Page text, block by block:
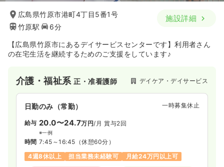
広島県竹原市港町4丁目5番1号
竹原駅
6分
施設詳細
【広島県竹原市にあるデイサービスセンターです】利用者さん
の在宅生活を継続するためのご支援をしています♪
介護・福祉系正・准看護師 デイケア・デイサービス
日勤のみ（常勤） 一時募集休止
給与 20.0〜24.7万円/月 賞与2回
※一例
時間 7:45～16:45 （休憩60分）
4週8休以上
担当業務未経験可 月給24万円以上可